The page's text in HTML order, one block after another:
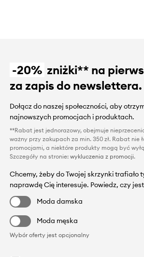
-20% zniżki** na
za zapis do newslettera.
Dołącz do naszej społeczności, aby
najnowszych promocjach i produktach.
**Rabat jest jednorazowy, obejmuje
ważny przy zakupach za min. 350 zł. Rabat nie
promocjami, a niektóre produkty mogą być
Szczegóły na stronie: wykluczenia z promocji.
Chcemy, żeby do Twojej skrzynki trafiało
naprawdę Cię interesuje. Powiedz, czy
Moda damska
Moda męska
Wybór oferty jest opcjonalny